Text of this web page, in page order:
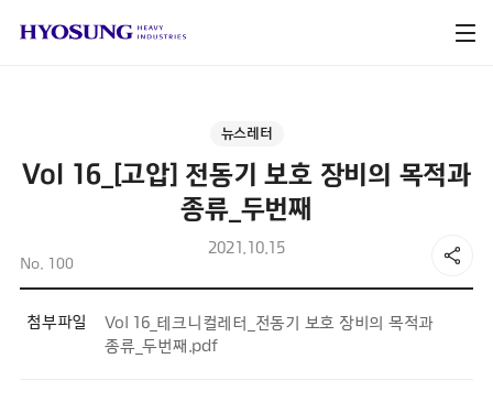
뉴스레터
Vol 16_[고압] 전동기 보호 장비의 목적과
종류_두번째
2021.10.15
No. 100
첨부파일
Vol 16_테크니컬레터_전동기 보호 장비의 목적과
종류_두번째.pdf